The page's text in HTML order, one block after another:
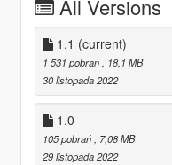
All Versions
1.1 (current)
1 531 pobrań
, 18,1 MB
30 listopada 2022
1.0
105 pobrań
, 7,08 MB
29 listopada 2022